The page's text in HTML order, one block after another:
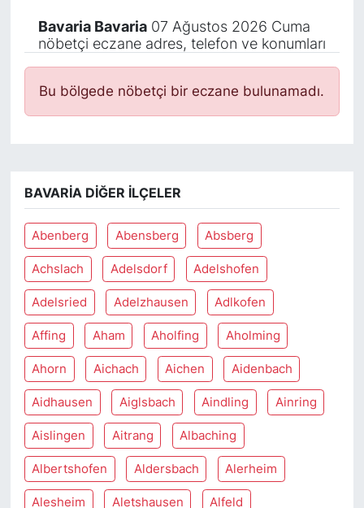
Bavaria Bavaria07 Ağustos 2026 Cuma
nöbetçi eczane adres, telefon ve konumları
Bu bölgede nöbetçi bir eczane bulunamadı.
BAVARIA DIĞER İLÇELER
Abenberg Abensberg Absberg
Achslach Adelsdorf Adelshofen
Adelsried Adelzhausen Adlkofen
Affing Aham Aholfing Aholming
Ahorn Aichach Aichen Aidenbach
Aidhausen Aiglsbach Aindling Ainring
Aislingen Aitrang Albaching
Albertshofen Aldersbach Alerheim
Alesheim Aletshausen Alfeld